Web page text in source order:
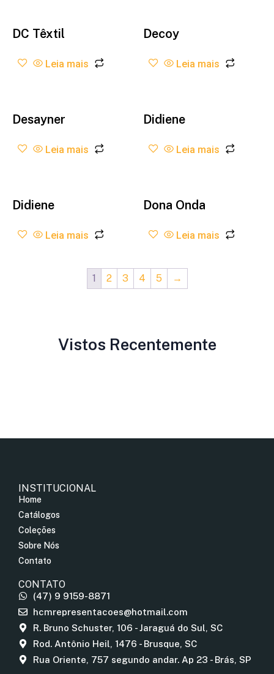
DC Têxtil
Leia mais
Decoy
Leia mais
Desayner
Leia mais
Didiene
Leia mais
Didiene
Leia mais
Dona Onda
Leia mais
1 2 3 4 5 →
Vistos Recentemente
INSTITUCIONAL
Home
Catálogos
Coleções
Sobre Nós
Contato
CONTATO
(47) 9 9159-8871
hcmrepresentacoes@hotmail.com
R. Bruno Schuster, 106 - Jaraguá do Sul, SC
Rod. Antônio Heil, 1476 - Brusque, SC
Rua Oriente, 757 segundo andar. Ap 23 - Brás, SP